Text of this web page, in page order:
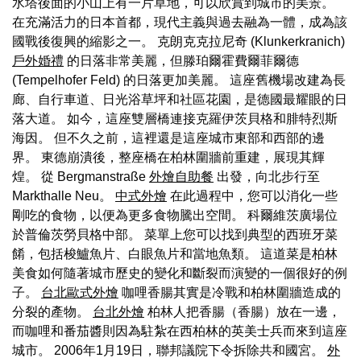
水塔後面的小山上有一片草地，可以欣賞到城市的美景。
在充滿活力的日本首都，現代主義與過去融為一體，成為該
國戰後復興的縮影之一。 克朗克克拉尼奇 (Klunkerkranich)
戶外婚禮 的日落非常美麗，但滕珀爾霍費爾菲爾德
(Tempelhofer Feld) 的日落更加美麗。 這座舊機場改建為長
廊、自行車道、日光浴草坪和社區花園，是德國最耀眼的日
落大道。 如今，這座雙層橋連接克羅伊茨貝格和腓特烈斯
海因。 但不久之前，這裡還是這座城市東部和西部的邊
界。 東德崩潰後，整座橋在柏林圍牆前重建，展現其輝
煌。 從 Bergmanstraße 外燴自助餐 出發，向北步行至
Markthalle Neu。 中式外燴 在此過程中，您可以消化一些
剛吃的食物，以便為更多食物騰出空間。 科爾維茨廣場位
於普倫茨勞貝格中部。 菜單上您可以找到典型的西班牙菜
餚，包括梭鱸魚片、白眼魚片和當地魚類。 這道菜是柏林
美食如何隨著城市歷史的變化和斷裂而演變的一個很好的例
子。 台北歐式外燴 咖哩香腸其實是冷戰和柏林圍牆造成的
分裂的產物。 台北外燴 柏林人把香腸（香腸）放在一邊，
而咖哩和番茄醬則因為駐紮在西柏林的英美士兵而來到這座
城市。 2006年1月19日，聯邦議院下令拆除共和國宮。 外